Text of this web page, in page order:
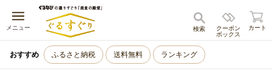
メニュー
キャンセル
クーポン
ボックス
検索 カート
おすすめ ふるさと納税 送料無料 ランキング